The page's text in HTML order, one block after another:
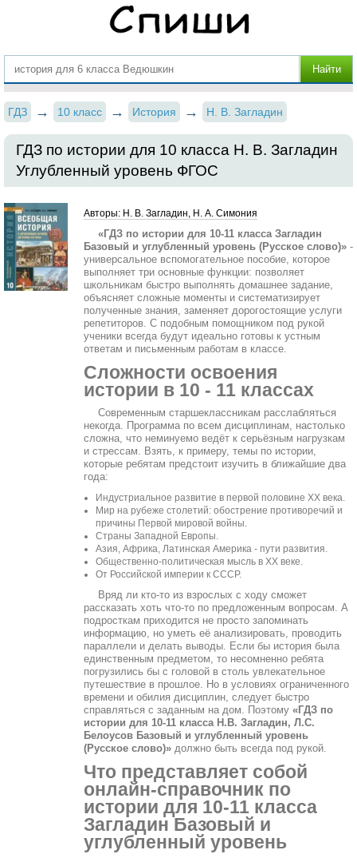
ГДЗ 10 класс История Н. В. Загладин
ГДЗ по истории для 10 класса Н. В. Загладин
Углубленный уровень ФГОС
Авторы: Н. В. Загладин, Н. А. Симония
«ГДЗ по истории для 10‐11 класса Загладин
Базовый и углубленный уровень (Русское слово)» -
универсальное вспомогательное пособие, которое
выполняет три основные функции: позволяет
школьникам быстро выполнять домашнее задание,
объясняет сложные моменты и систематизирует
полученные знания, заменяет дорогостоящие услуги
репетиторов. С подобным помощником под рукой
ученики всегда будут идеально готовы к устным
ответам и письменным работам в классе.
Сложности освоения
истории в 10 - 11 классах
Современным старшеклассникам расслабляться
некогда. Программа по всем дисциплинам, настолько
сложна, что неминуемо ведёт к серьёзным нагрузкам
и стрессам. Взять, к примеру, темы по истории,
которые ребятам предстоит изучить в ближайшие два
года:
Индустриальное развитие в первой половине XX века.
Мир на рубеже столетий: обострение противоречий и
причины Первой мировой войны.
Страны Западной Европы.
Азия, Африка, Латинская Америка - пути развития.
Общественно-политическая мысль в XX веке.
От Российской империи к СССР.
Вряд ли кто-то из взрослых с ходу сможет
рассказать хоть что-то по предложенным вопросам. А
подросткам приходится не просто запоминать
информацию, но уметь её анализировать, проводить
параллели и делать выводы. Если бы история была
единственным предметом, то несомненно ребята
погрузились бы с головой в столь увлекательное
путешествие в прошлое. Но в условиях ограниченного
времени и обилия дисциплин, следует быстро
справляться с заданным на дом. Поэтому «ГДЗ по
истории для 10‐11 класса Н.В. Загладин, Л.С.
Белоусов Базовый и углубленный уровень
(Русское слово)» должно быть всегда под рукой.
Что представляет собой
онлайн-справочник по
истории для 10‐11 класса
Загладин Базовый и
углубленный уровень